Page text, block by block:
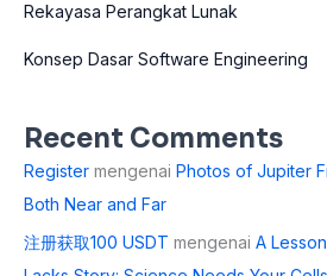
Rekayasa Perangkat Lunak
Konsep Dasar Software Engineering
Recent Comments
Register mengenai Photos of Jupiter
Both Near and Far
注册获取100 USDT mengenai A